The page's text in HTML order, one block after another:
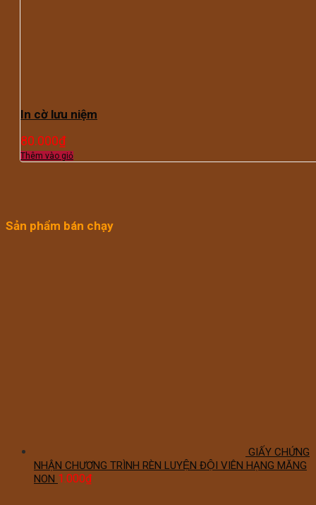
In cờ lưu niệm
80.000₫
Thêm vào giỏ
Sản phẩm bán chạy
GIẤY CHỨNG
NHẬN CHƯƠNG TRÌNH RÈN LUYỆN ĐỘI VIÊN HẠNG MĂNG
NON 1.000₫